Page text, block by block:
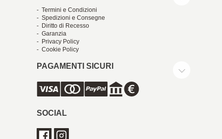
- Termini e Condizioni
- Spedizioni e Consegne
- Diritto di Recesso
- Garanzia
- Privacy Policy
- Cookie Policy
PAGAMENTI SICURI
SOCIAL